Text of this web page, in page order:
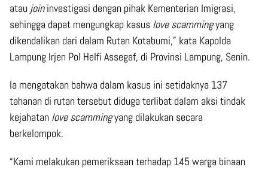
atau joininvestigasi dengan pihak Kementerian Imigrasi,
sehingga dapat mengungkap kasus love scammingyang
dikendalikan dari dalam Rutan Kotabumi,” kata Kapolda
Lampung Irjen Pol Helfi Assegaf, di Provinsi Lampung, Senin.
Ia mengatakan bahwa dalam kasus ini setidaknya 137
tahanan di rutan tersebut diduga terlibat dalam aksi tindak
kejahatan love scammingyang dilakukan secara
berkelompok.
“Kami melakukan pemeriksaan terhadap 145 warga binaan